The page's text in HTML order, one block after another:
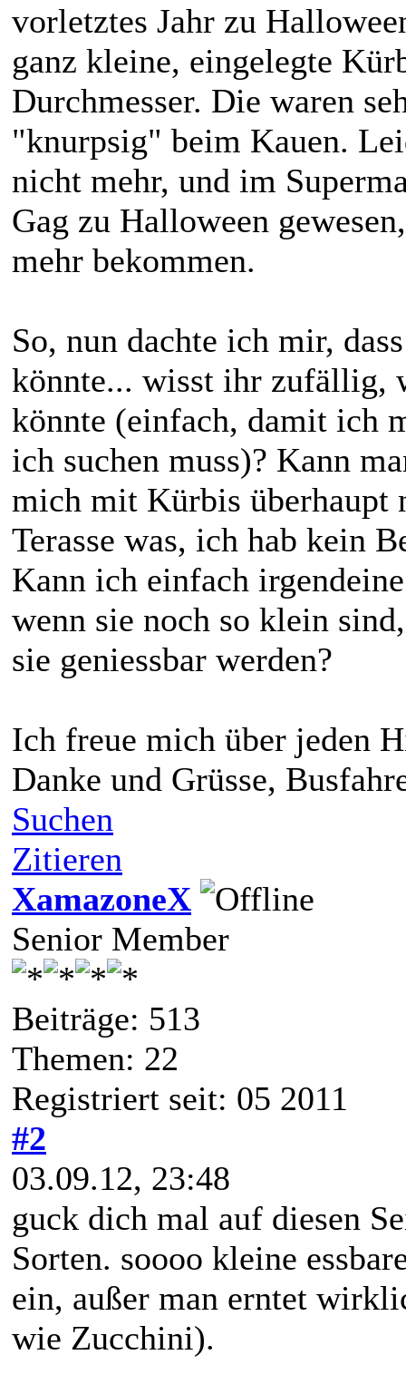
vorletztes Jahr zu
ganz kleine, eingelegte
Durchmesser. Die waren
"knurpsig" beim Kauen.
nicht mehr, und im
Gag zu Halloween
mehr bekommen.
So, nun dachte ich mir,
könnte... wisst ihr zufällig,
könnte (einfach, damit ich
ich suchen muss)? Kann
mich mit Kürbis überhaupt
Terasse was, ich hab kein
Kann ich einfach
wenn sie noch so klein
sie geniessbar werden?
Ich freue mich über jeden
Danke und Grüsse,
Suchen
Zitieren
XamazoneX
Senior Member
Beiträge: 513
Themen: 22
Registriert seit: 05 2011
#2
03.09.12, 23:48
guck dich mal auf diesen
Sorten. soooo kleine
ein, außer man erntet
wie Zucchini).